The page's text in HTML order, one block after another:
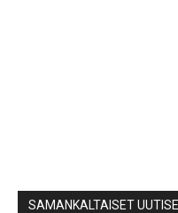
SAMANKALTAISET